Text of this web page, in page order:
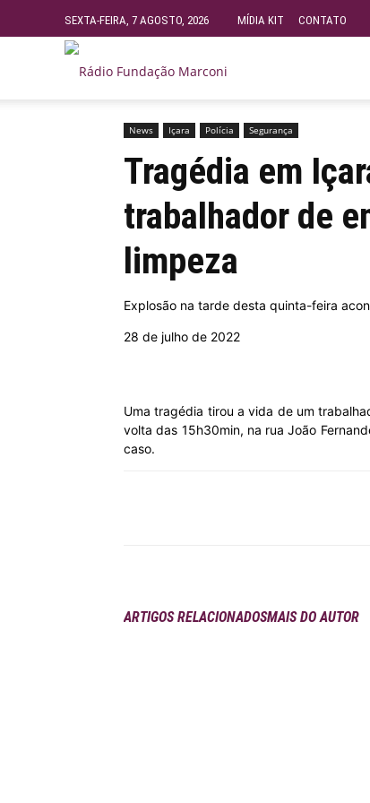
SEXTA-FEIRA, 7 AGOSTO, 2026 MÍDIA KIT CONTATO
Fundação
–
MHZ
Início News Tragédia em Içara: Explosão
News Içara Polícia Segurança
Tragédia em
trabalhador de
limpeza
Explosão na tarde desta quinta-feira
28 de julho de 2022
Uma tragédia tirou a vida de um
volta das 15h30min, na rua João
caso.
ARTIGOS RELACIONADOSMAIS DO AUTOR